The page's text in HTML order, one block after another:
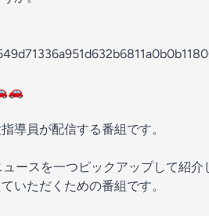
導員が配信する番組です。
ースを一つピックアップして紹介
いただくための番組です。